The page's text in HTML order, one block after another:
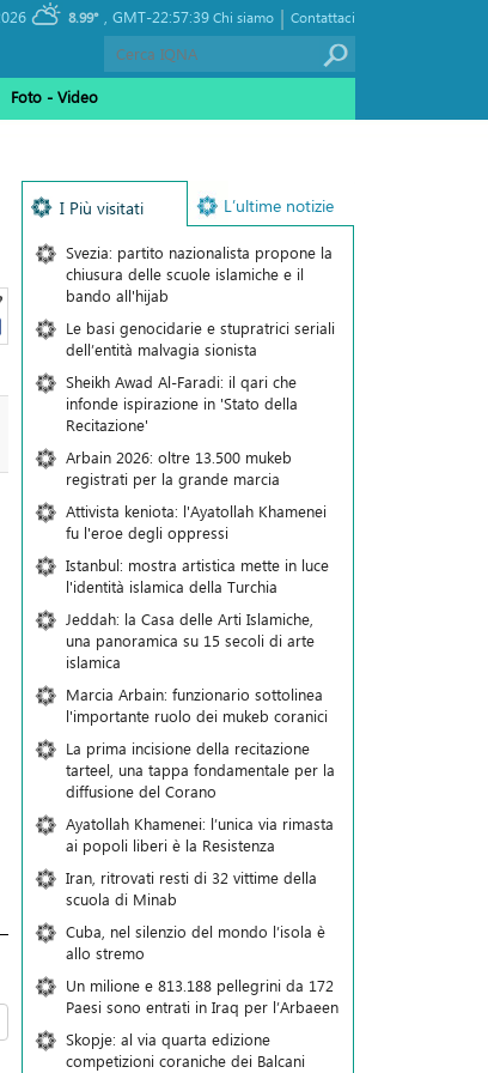
GMT-22:57:39
8.99° Contattaci
|
Chi siamo
Foto - Video
I Più visitati L’ultime notizie
Svezia: partito nazionalista propone la
chiusura delle scuole islamiche e il
bando all'hijab
Le basi genocidarie e stupratrici seriali
dell’entità malvagia sionista
Sheikh Awad Al-Faradi: il qari che
infonde ispirazione in 'Stato della
Recitazione'
Arbain 2026: oltre 13.500 mukeb
registrati per la grande marcia
Attivista keniota: l'Ayatollah Khamenei
fu l'eroe degli oppressi
Istanbul: mostra artistica mette in luce
l'identità islamica della Turchia
Jeddah: la Casa delle Arti Islamiche,
una panoramica su 15 secoli di arte
islamica
Marcia Arbain: funzionario sottolinea
l'importante ruolo dei mukeb coranici
La prima incisione della recitazione
tarteel, una tappa fondamentale per la
diffusione del Corano
Ayatollah Khamenei: l’unica via rimasta
ai popoli liberi è la Resistenza
Iran, ritrovati resti di 32 vittime della
scuola di Minab
Cuba, nel silenzio del mondo l’isola è
allo stremo
Un milione e 813.188 pellegrini da 172
Paesi sono entrati in Iraq per l’Arbaeen
Skopje: al via quarta edizione
competizioni coraniche dei Balcani